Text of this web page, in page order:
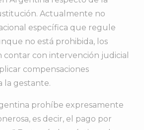
Actualmente no
específica que regule
no está prohibida, los
contar con intervención judicial
compensaciones
la gestante.
prohíbe expresamente
es decir, el pago por